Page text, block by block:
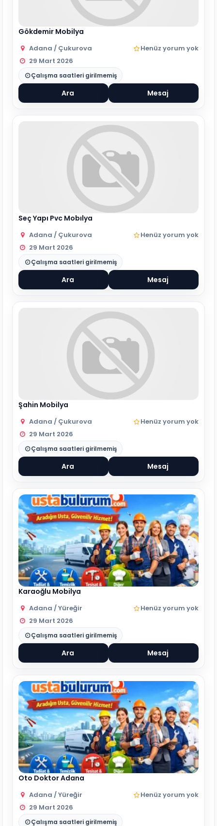
Gökdemir Mobilya
Adana / Çukurova
Henüz yorum yok
29 Mart 2026
Çalışma saatleri girilmemiş
Ara Mesaj
Seç Yapı Pvc Mobılya
Adana / Çukurova
Henüz yorum yok
29 Mart 2026
Çalışma saatleri girilmemiş
Ara Mesaj
Şahin Mobilya
Adana / Çukurova
Henüz yorum yok
29 Mart 2026
Çalışma saatleri girilmemiş
Ara Mesaj
Karaoğlu Mobilya
Adana / Yüreğir
Henüz yorum yok
29 Mart 2026
Çalışma saatleri girilmemiş
Ara Mesaj
Oto Doktor Adana
Adana / Yüreğir
Henüz yorum yok
29 Mart 2026
Çalışma saatleri girilmemiş